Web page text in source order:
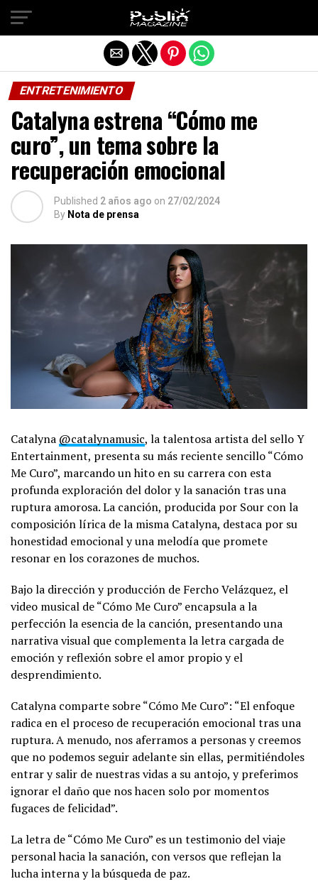
ENTRETENIMIENTO
Catalyna estrena “Cómo me
curo”, un tema sobre la
recuperación emocional
Published 2 años ago on 27/02/2024
By Nota de prensa
Catalyna @catalynamusic, la talentosa artista del sello Y
Entertainment, presenta su más reciente sencillo “Cómo
Me Curo”, marcando un hito en su carrera con esta
profunda exploración del dolor y la sanación tras una
ruptura amorosa. La canción, producida por Sour con la
composición lírica de la misma Catalyna, destaca por su
honestidad emocional y una melodía que promete
resonar en los corazones de muchos.
Bajo la dirección y producción de Fercho Velázquez, el
video musical de “Cómo Me Curo” encapsula a la
perfección la esencia de la canción, presentando una
narrativa visual que complementa la letra cargada de
emoción y reflexión sobre el amor propio y el
desprendimiento.
Catalyna comparte sobre “Cómo Me Curo”: “El enfoque
radica en el proceso de recuperación emocional tras una
ruptura. A menudo, nos aferramos a personas y creemos
que no podemos seguir adelante sin ellas, permitiéndoles
entrar y salir de nuestras vidas a su antojo, y preferimos
ignorar el daño que nos hacen solo por momentos
fugaces de felicidad”.
La letra de “Cómo Me Curo” es un testimonio del viaje
personal hacia la sanación, con versos que reflejan la
lucha interna y la búsqueda de paz.
Salir de la versión móvil